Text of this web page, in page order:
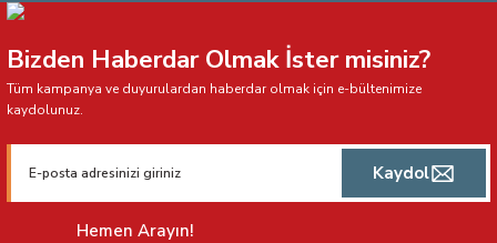
Bizden Haberdar Olmak İster misiniz?
Tüm kampanya ve duyurulardan haberdar olmak için e-bültenimize
kaydolunuz.
Kaydol
Hemen Arayın!